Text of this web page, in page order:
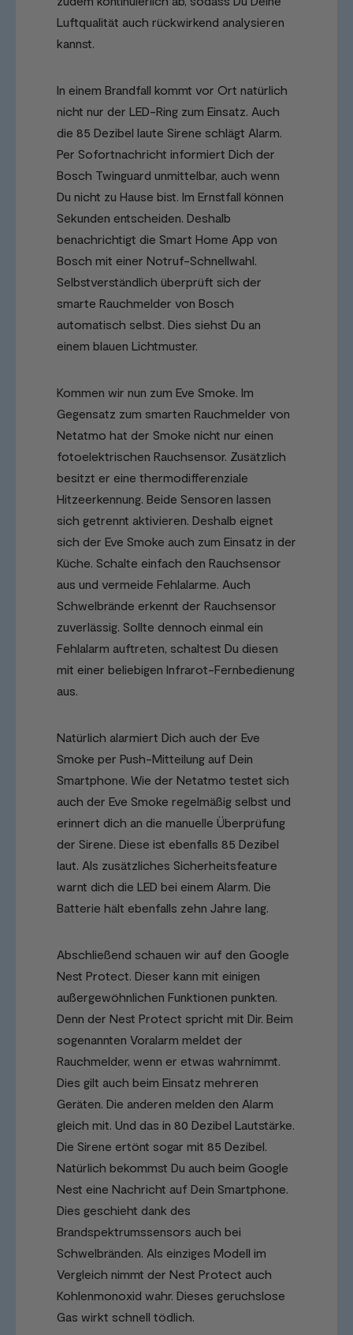
Luftqualität auch rückwirkend analysieren
kannst.
In einem Brandfall kommt vor Ort natürlich
nicht nur der LED-Ring zum Einsatz. Auch
die 85 Dezibel laute Sirene schlägt Alarm.
Per Sofortnachricht informiert Dich der
Bosch Twinguard unmittelbar, auch wenn
Du nicht zu Hause bist. Im Ernstfall können
Sekunden entscheiden. Deshalb
benachrichtigt die Smart Home App von
Bosch mit einer Notruf-Schnellwahl.
Selbstverständlich überprüft sich der
smarte Rauchmelder von Bosch
automatisch selbst. Dies siehst Du an
einem blauen Lichtmuster.
Kommen wir nun zum Eve Smoke. Im
Gegensatz zum smarten Rauchmelder von
Netatmo hat der Smoke nicht nur einen
fotoelektrischen Rauchsensor. Zusätzlich
besitzt er eine thermodifferenziale
Hitzeerkennung. Beide Sensoren lassen
sich getrennt aktivieren. Deshalb eignet
sich der Eve Smoke auch zum Einsatz in der
Küche. Schalte einfach den Rauchsensor
aus und vermeide Fehlalarme. Auch
Schwelbrände erkennt der Rauchsensor
zuverlässig. Sollte dennoch einmal ein
Fehlalarm auftreten, schaltest Du diesen
mit einer beliebigen Infrarot-Fernbedienung
aus.
Natürlich alarmiert Dich auch der Eve
Smoke per Push-Mitteilung auf Dein
Smartphone. Wie der Netatmo testet sich
auch der Eve Smoke regelmäßig selbst und
erinnert dich an die manuelle Überprüfung
der Sirene. Diese ist ebenfalls 85 Dezibel
laut. Als zusätzliches Sicherheitsfeature
warnt dich die LED bei einem Alarm. Die
Batterie hält ebenfalls zehn Jahre lang.
Abschließend schauen wir auf den Google
Nest Protect. Dieser kann mit einigen
außergewöhnlichen Funktionen punkten.
Denn der Nest Protect spricht mit Dir. Beim
sogenannten Voralarm meldet der
Rauchmelder, wenn er etwas wahrnimmt.
Dies gilt auch beim Einsatz mehreren
Geräten. Die anderen melden den Alarm
gleich mit. Und das in 80 Dezibel Lautstärke.
Die Sirene ertönt sogar mit 85 Dezibel.
Natürlich bekommst Du auch beim Google
Nest eine Nachricht auf Dein Smartphone.
Dies geschieht dank des
Brandspektrumssensors auch bei
Schwelbränden. Als einziges Modell im
Vergleich nimmt der Nest Protect auch
Kohlenmonoxid wahr. Dieses geruchslose
Gas wirkt schnell tödlich.